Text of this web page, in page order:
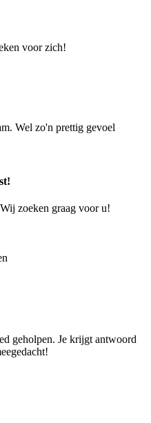
voor zich!
Wel zo'n prettig gevoel
zoeken graag voor u!
geholpen. Je krijgt antwoord